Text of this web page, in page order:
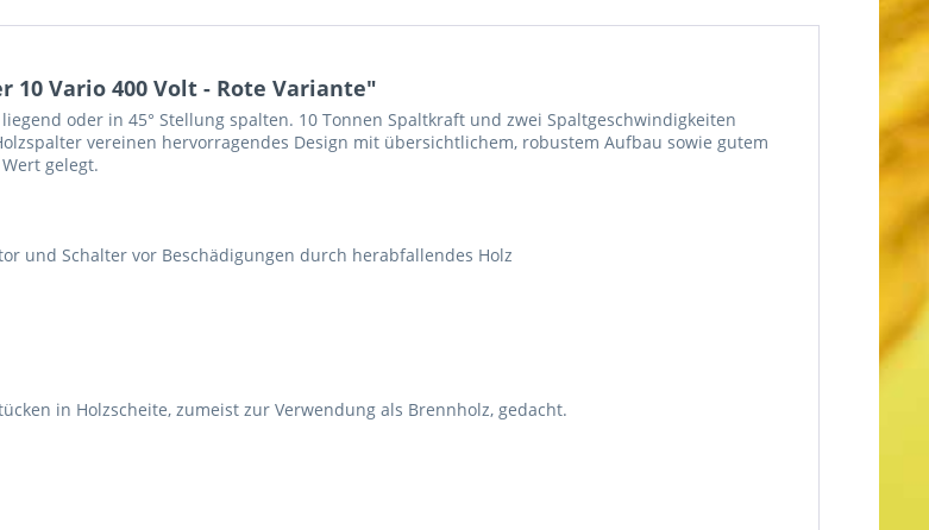
Vario 400 Volt - Rote Variante"
oder in 45° Stellung spalten. 10 Tonnen Spaltkraft und zwei Spaltgeschwindigkeiten
vereinen hervorragendes Design mit übersichtlichem, robustem Aufbau sowie gutem
gelegt.
und Schalter vor Beschädigungen durch herabfallendes Holz
in Holzscheite, zumeist zur Verwendung als Brennholz, gedacht.